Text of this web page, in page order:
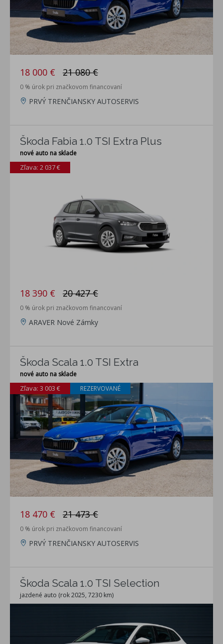
18 000 € 21 080 €
0 % úrok pri značkovom financovaní
PRVÝ TRENČIANSKY AUTOSERVIS
Škoda Fabia 1.0 TSI Extra Plus
nové auto na sklade
Zľava: 2 037 €
18 390 € 20 427 €
0 % úrok pri značkovom financovaní
ARAVER Nové Zámky
Škoda Scala 1.0 TSI Extra
nové auto na sklade
Zľava: 3 003 € REZERVOVANÉ
18 470 € 21 473 €
0 % úrok pri značkovom financovaní
PRVÝ TRENČIANSKY AUTOSERVIS
Škoda Scala 1.0 TSI Selection
jazdené auto (rok 2025, 7230 km)